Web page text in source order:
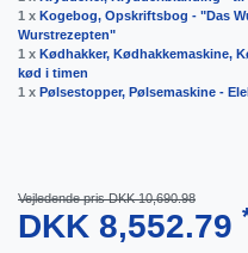
1 x Kogebog, Opskriftsbog - "Das
Wurstrezepten"
1 x Kødhakker, Kødhakkemaskine,
kød i timen
1 x Pølsestopper, Pølsemaskine -
Vejledende pris DKK 10,690.98
DKK 8,552.79